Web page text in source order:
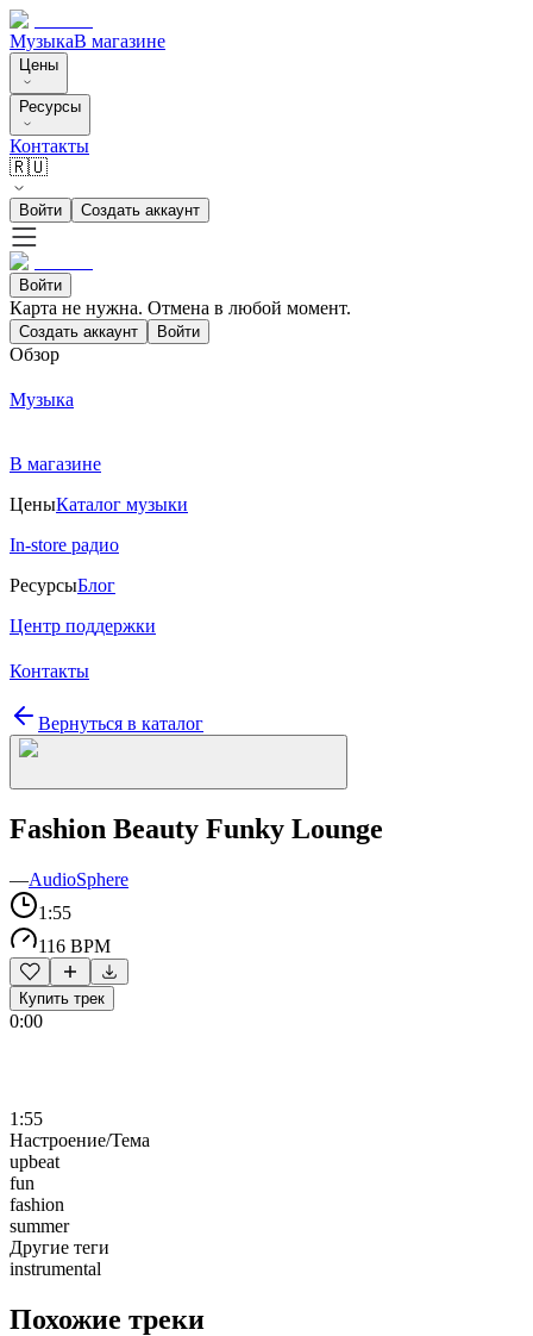
МузыкаВ магазине
Цены
Ресурсы
Контакты
🇷🇺
Войти Создать аккаунт
Войти
Карта не нужна. Отмена в любой момент.
Создать аккаунт Войти
Обзор
Музыка
В магазине
ЦеныКаталог музыки
In-store радио
РесурсыБлог
Центр поддержки
Контакты
Вернуться в каталог
Fashion Beauty Funky Lounge
—AudioSphere
1:55
116 BPM
Купить трек
0:00
1:55
Настроение/Тема
upbeat
fun
fashion
summer
Другие теги
instrumental
Похожие треки